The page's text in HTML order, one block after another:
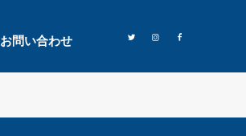
お問い合わせ